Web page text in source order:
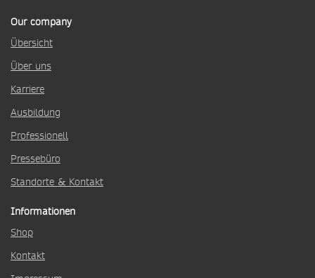
Our company
Übersicht
Über uns
Karriere
Ausbildung
Professionell
Pressebüro
Standorte & Kontakt
Informationen
Shop
Kontakt